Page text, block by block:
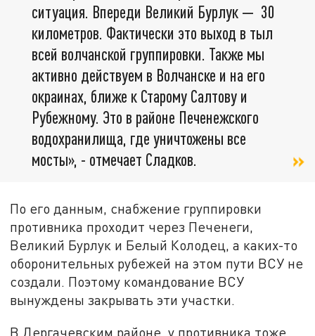
ситуация. Впереди Великий Бурлук — 30
километров. Фактически это выход в тыл
всей волчанской группировки. Также мы
активно действуем в Волчанске и на его
окраинах, ближе к Старому Салтову и
Рубежному. Это в районе Печенежского
водохранилища, где уничтожены все
мосты», - отмечает Сладков.
По его данным, снабжение группировки
противника проходит через Печенеги,
Великий Бурлук и Белый Колодец, а каких-то
оборонительных рубежей на этом пути ВСУ не
создали. Поэтому командование ВСУ
вынуждены закрывать эти участки.
В Дергачевским районе, у противника тоже